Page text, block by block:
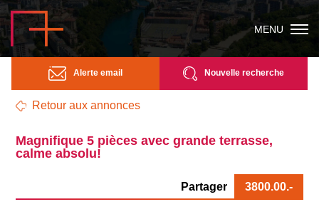
MENU
Alerte email Nouvelle recherche
Retour aux annonces
Magnifique 5 pièces avec grande terrasse,
calme absolu!
Partager 3800.00.-